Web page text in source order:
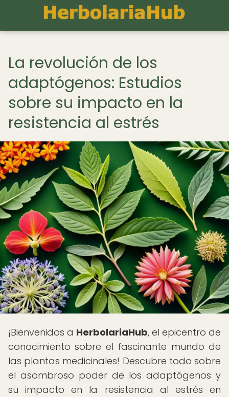
La revolución de los
adaptógenos: Estudios
sobre su impacto en la
resistencia al estrés
¡Bienvenidos a HerbolariaHub, el epicentro de
conocimiento sobre el fascinante mundo de
las plantas medicinales! Descubre todo sobre
el asombroso poder de los adaptógenos y
su impacto en la resistencia al estrés en